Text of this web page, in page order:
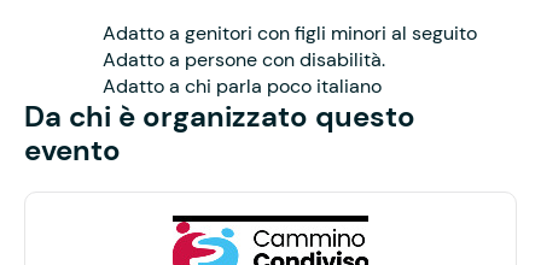
Adatto a genitori con figli minori al seguito
Adatto a persone con disabilità.
Adatto a chi parla poco italiano
Da chi è organizzato questo
evento